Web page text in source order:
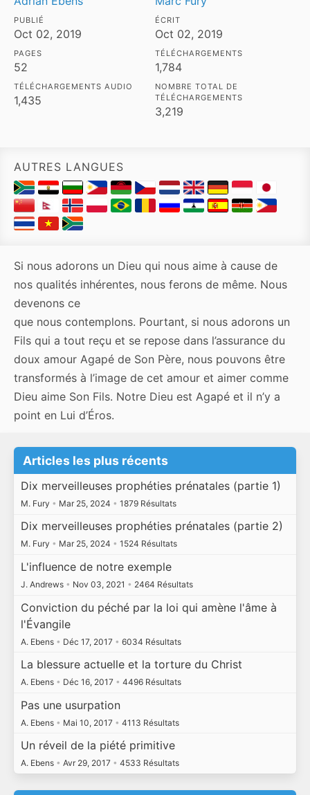
PUBLIÉ
Oct 02, 2019
ÉCRIT
Oct 02, 2019
PAGES
52
TÉLÉCHARGEMENTS
1,784
TÉLÉCHARGEMENTS AUDIO
1,435
NOMBRE TOTAL DE
TÉLÉCHARGEMENTS
3,219
AUTRES LANGUES
Si nous adorons un Dieu qui nous aime à cause de
nos qualités inhérentes, nous ferons de même. Nous
devenons ce
que nous contemplons. Pourtant, si nous adorons un
Fils qui a tout reçu et se repose dans l’assurance du
doux amour Agapé de Son Père, nous pouvons être
transformés à l’image de cet amour et aimer comme
Dieu aime Son Fils. Notre Dieu est Agapé et il n’y a
point en Lui d’Éros.
Articles les plus récents
Dix merveilleuses prophéties prénatales (partie 1)
M. Fury • Mar 25, 2024 • 1879 Résultats
Dix merveilleuses prophéties prénatales (partie 2)
M. Fury • Mar 25, 2024 • 1524 Résultats
L'influence de notre exemple
J. Andrews • Nov 03, 2021 • 2464 Résultats
Conviction du péché par la loi qui amène l'âme à
l'Évangile
A. Ebens • Déc 17, 2017 • 6034 Résultats
La blessure actuelle et la torture du Christ
A. Ebens • Déc 16, 2017 • 4496 Résultats
Pas une usurpation
A. Ebens • Mai 10, 2017 • 4113 Résultats
Un réveil de la piété primitive
A. Ebens • Avr 29, 2017 • 4533 Résultats